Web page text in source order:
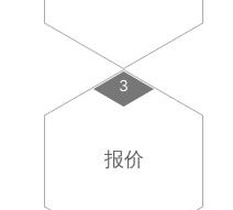
3
报价